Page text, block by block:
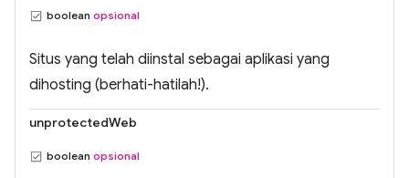
boolean opsional
Situs yang telah diinstal sebagai aplikasi yang
dihosting (berhati-hatilah!).
unprotectedWeb
boolean opsional